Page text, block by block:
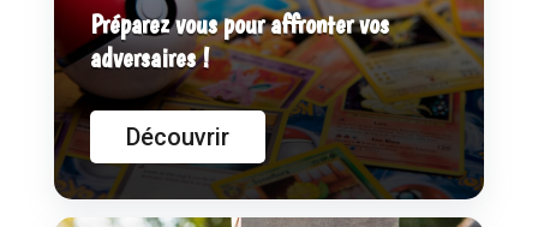
Préparez vous pour affronter vos
adversaires !
Découvrir